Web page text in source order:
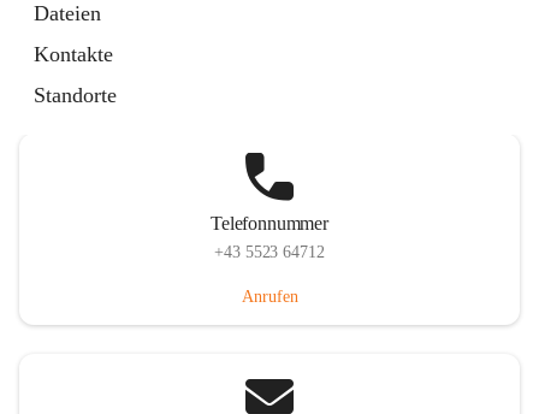
Dateien
Kontakte
Standorte
Telefonnummer
+43 5523 64712
Anrufen